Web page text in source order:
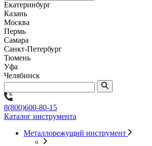
Екатеринбург
Казань
Москва
Пермь
Самара
Санкт-Петербург
Тюмень
Уфа
Челябинск
8(800)600-80-15
Каталог инструмента
Металлорежущий инструмент